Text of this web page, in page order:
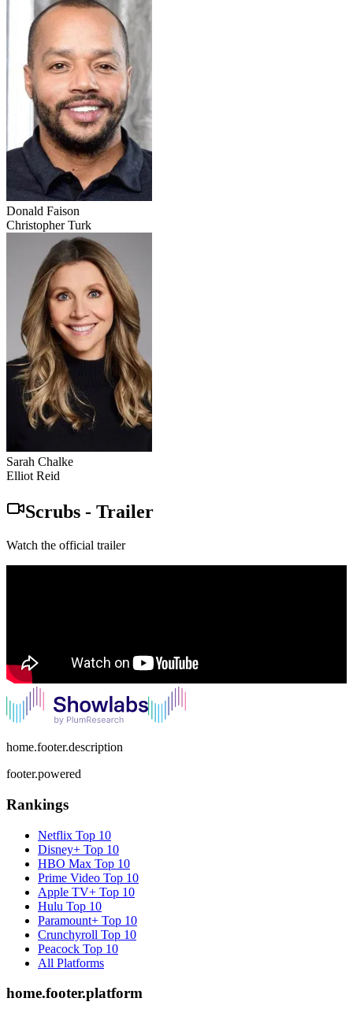
Donald Faison
Christopher Turk
Sarah Chalke
Elliot Reid
Scrubs - Trailer
Watch the official trailer
home.footer.description
footer.powered
Rankings
Netflix Top 10
Disney+ Top 10
HBO Max Top 10
Prime Video Top 10
Apple TV+ Top 10
Hulu Top 10
Paramount+ Top 10
Crunchyroll Top 10
Peacock Top 10
All Platforms
home.footer.platform